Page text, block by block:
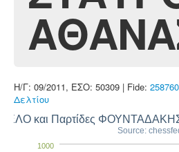
Η/Γ: 09/2011, ΕΣΟ: 50309 | Fide:
Δελτίου
ΕΛΟ και Παρτίδες
Source:
1000